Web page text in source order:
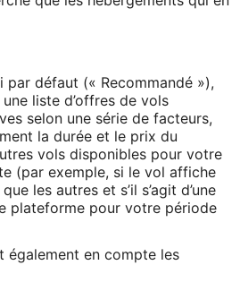
défaut (« Recommandé »),
liste d’offres de vols
selon une série de facteurs,
la durée et le prix du
vols disponibles pour votre
(par exemple, si le vol affiche
les autres et s’il s’agit d’une
plateforme pour votre période
également en compte les